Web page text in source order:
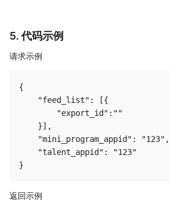
5. 代码示例
请求示例
{
    "feed_list": [{
        "export_id":""
    }],
    "mini_program_appid": "123",
    "talent_appid": "123"
返回示例